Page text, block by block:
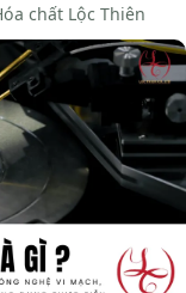
chất Lộc Thiên